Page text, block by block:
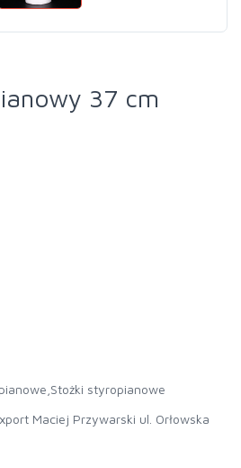
37 cm
Stożki styropianowe
Maciej Przywarski ul. Orłowska